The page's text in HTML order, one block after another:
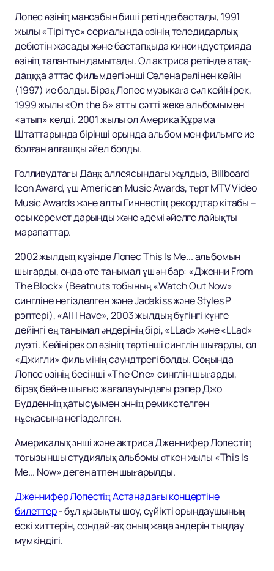
Лопес өзінің мансабын биші ретінде бастады, 1991
жылы «Тірі түс» сериалында өзінің теледидарлық
дебютін жасады және бастапқыда киноиндустрияда
өзінің талантын дамытады. Ол актриса ретінде атақ-
даңққа аттас фильмдегі әнші Селена рөлінен кейін
(1997) ие болды. Бірақ Лопес музыкаға сәл кейінірек,
1999 жылы «On the 6» атты сәтті жеке альбомымен
«атып» келді. 2001 жылы ол Америка Құрама
Штаттарында бірінші орында альбом мен фильмге ие
болған алғашқы әйел болды.
Голливудтағы Даңқ аллеясындағы жұлдыз, Billboard
Icon Award, үш American Music Awards, төрт MTV Video
Music Awards және алты Гиннестің рекордтар кітабы –
осы керемет дарынды және әдемі әйелге лайықты
марапаттар.
2002 жылдың күзінде Лопес This Is Me... альбомын
шығарды, онда өте танымал үш ән бар: «Дженни From
The Block» (Beatnuts тобының «Watch Out Now»
сингліне негізделген және Jadakiss және Styles P
рэптері), «All I Have», 2003 жылдың бүгінгі күнге
дейінгі ең танымал әндерінің бірі, «LLad» және «LLad»
дуэті. Кейінірек ол өзінің төртінші синглін шығарды, ол
«Джигли» фильмінің саундтрегі болды. Соңында
Лопес өзінің бесінші «The One» синглін шығарды,
бірақ бейне шығыс жағалауындағы рэпер Джо
Будденнің қатысуымен әннің ремикстелген
нұсқасына негізделген.
Америкалық әнші және актриса Дженнифер Лопестің
тоғызыншы студиялық альбомы өткен жылы «This Is
Me... Now» деген атпен шығарылды.
Дженнифер Лопестің Астанадағы концертіне
билеттер- бұл қызықты шоу, сүйікті орындаушының
ескі хиттерін, сондай-ақ оның жаңа әндерін тыңдау
мүмкіндігі.